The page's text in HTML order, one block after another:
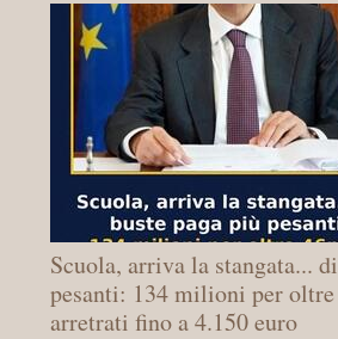
Scuola, arriva la stangata...
pesanti: 134 milioni per
arretrati fino a 4.150 euro